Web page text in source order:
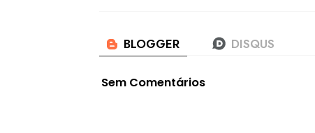
Sem Comentários